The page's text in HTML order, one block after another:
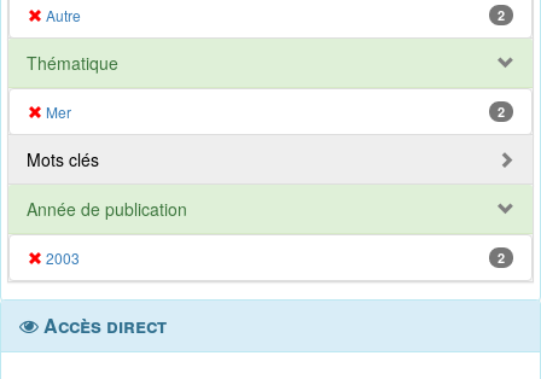
Autre 2
Thématique
Mer 2
Mots clés
Année de publication
2003 2
Accès direct